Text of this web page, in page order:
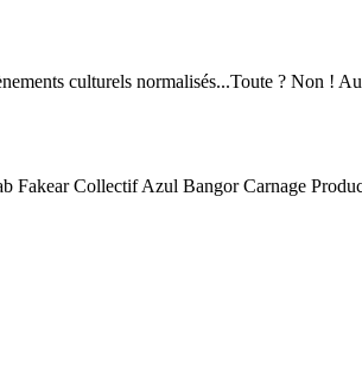
culturels normalisés...Toute ? Non !
Collectif Azul Bangor Carnage